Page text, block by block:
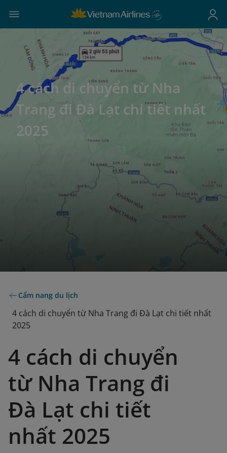
4 cách di chuyển từ Nha
Trang đi Đà Lạt chi tiết nhất
2025
Cẩm nang du lịch
4 cách di chuyển từ Nha Trang đi Đà Lạt chi tiết nhất
2025
4 cách di chuyển
từ Nha Trang đi
Đà Lạt chi tiết
nhất 2025